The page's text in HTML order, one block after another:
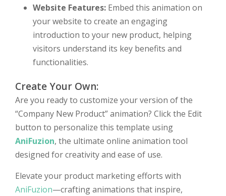
Website Features: Embed this animation on
your website to create an engaging
introduction to your new product, helping
visitors understand its key benefits and
functionalities.
Create Your Own:
Are you ready to customize your version of the
“Company New Product” animation? Click the Edit
button to personalize this template using
AniFuzion, the ultimate online animation tool
designed for creativity and ease of use.
Elevate your product marketing efforts with
AniFuzion—crafting animations that inspire,